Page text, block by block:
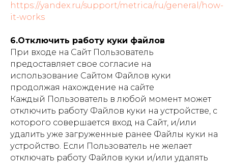
https://yandex.ru/support/metrica/ru/general/how-
it-works
6.Отключить работу куки файлов
При входе на Сайт Пользователь
предоставляет свое согласие на
использование Сайтом Файлов куки
продолжая нахождение на сайте
Каждый Пользователь в любой момент может
отключить работу Файлов куки на устройстве, с
которого совершается вход на Сайт, и/или
удалить уже загруженные ранее Файлы куки на
устройство. Если Пользователь не желает
отключать работу Файлов куки и/или удалять